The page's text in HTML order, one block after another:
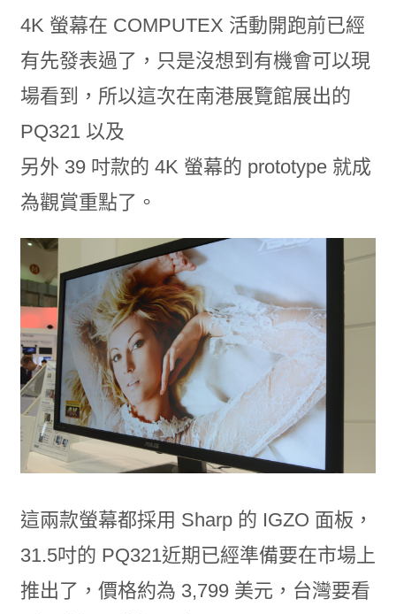
4K 螢幕在 COMPUTEX 活動開跑前已經
有先發表過了，只是沒想到有機會可以現
場看到，所以這次在南港展覽館展出的
PQ321 以及
另外 39 吋款的 4K 螢幕的 prototype 就成
為觀賞重點了。
這兩款螢幕都採用 Sharp 的 IGZO 面板，
31.5吋的 PQ321近期已經準備要在市場上
推出了，價格約為 3,799 美元，台灣要看